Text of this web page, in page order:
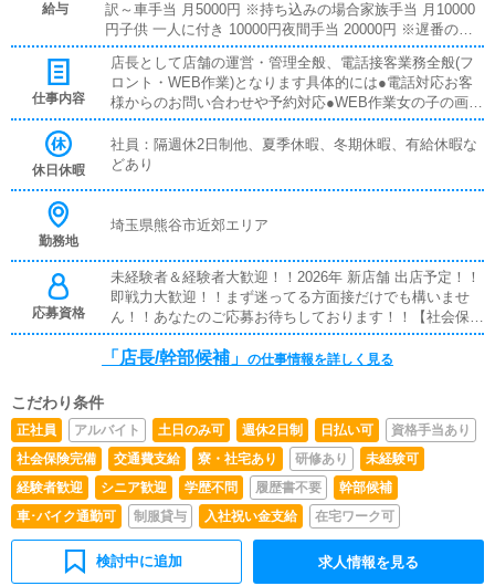
給与
訳～車手当 月5000円 ※持ち込みの場合家族手当 月10000
円子供 一人に付き 10000円夜間手当 20000円 ※遅番の場
合ガソリン代 全額支給 ※車持ち込みの場合大入り 30000
円～100000円歩合 50000円～200000円※やる気と能力次第
では随時昇給させる独自システムがございます。
仕事内容
店長として店舗の運営・管理全般、電話接客業務全般(フ
ロント・WEB作業)となります具体的には●電話対応お客
様からのお問い合わせや予約対応●WEB作業女の子の画像
やプロフィール、シフト登録、HPの更新作業●LINE、メ
ール対応女の子などの返信業務●マネジメント女の子の勤
怠管理やスケジュール確認●送迎業務ホテルやご自宅に女
タッフ一人一人に教育・指導を行う先輩スタッフがマンツ
て欲しいところを尋ねやすい環境があります。
休日休暇
社員：隔週休2日制他、夏季休暇、冬期休暇、有給休暇な
どあり
勤務地
埼玉県熊谷市近郊エリア
応募資格
未経験者＆経験者大歓迎！！2026年 新店舗 出店予定！！
即戦力大歓迎！！まず迷ってる方面接だけでも構いませ
ん！！あなたのご応募お待ちしております！！【社会保険
完備】雇用保険、健康保険、厚生年金※18歳以上※要普通
自動車免許
「店長/幹部候補」 の仕事情報を詳しく見る
こだわり条件
正社員 アルバイト 土日のみ可 週休2日制 日払い可
資格手当あり
社会保険完備
交通費支給 寮・社宅あり 研修あり
未経験可
経験者歓迎
シニア歓迎 学歴不問 履歴書不要
幹部候補
車･バイク通勤可
制服貸与 入社祝い金支給 在宅ワーク可
検討中に追加 求人情報を見る